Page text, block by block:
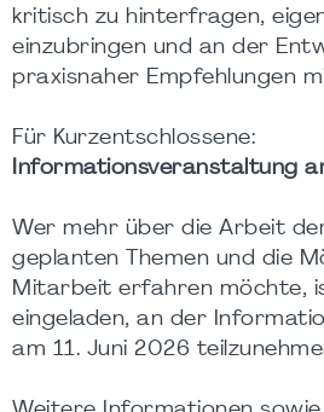
kritisch zu hinterfragen,
einzubringen und an der
praxisnaher Empfehlungen
Für Kurzentschlossene:
Informationsveranstaltung
Wer mehr über die Arbeit
geplanten Themen und die
Mitarbeit erfahren möchte,
eingeladen, an der
am 11. Juni 2026